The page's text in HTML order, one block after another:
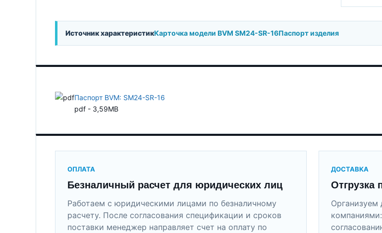
Источник характеристикКарточка модели BVM SM24-SR-16Паспорт изделия
Паспорт BVM: SM24-SR-16
pdf - 3,59MB
ОПЛАТА
Безналичный расчет для юридических лиц
Работаем с юридическими лицами по безналичному
расчету. После согласования спецификации и сроков
поставки менеджер направляет счет на оплату по
ДОСТАВКА
Отгрузка
Организуем